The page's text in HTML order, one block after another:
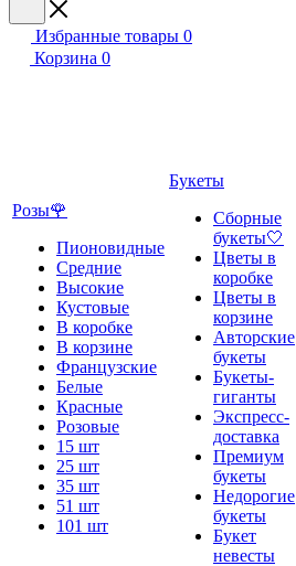
Избранные товары 0
Корзина 0
Розы🌹
Пионовидные
Средние
Высокие
Кустовые
В коробке
В корзине
Французские
Белые
Красные
Розовые
15 шт
25 шт
35 шт
51 шт
101 шт
Букеты
Сборные
букеты🤍
Цветы в
коробке
Цветы в
корзине
Авторские
букеты
Букеты-
гиганты
Экспресс-
доставка
Премиум
букеты
Недорогие
букеты
Букет
невесты